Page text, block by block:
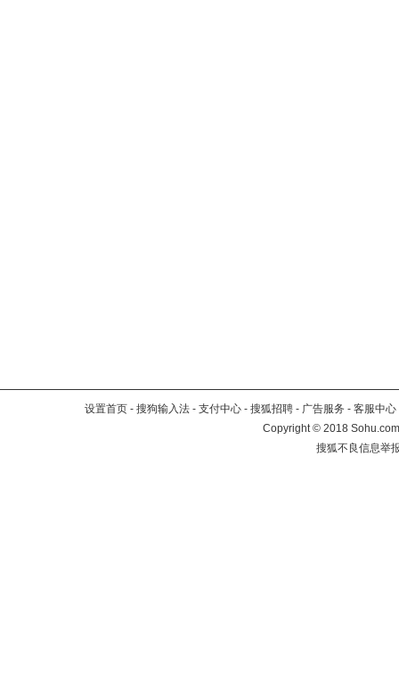
设置首页 - 搜狗输入法 - 支付中心 - 搜狐招聘 - 广告服务 - 客服中心
Copyright©2018
搜狐不良信息举